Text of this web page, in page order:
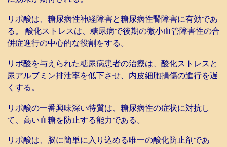
リポ酸は、糖尿病性神経障害と糖尿病性腎障害に有効であ
る。 酸化ストレスは、糖尿病で後期の微小血管障害性の合
併症進行の中心的な役割をする。
リポ酸を与えられた糖尿病患者の治療は、酸化ストレスと
尿アルブミン排泄率を低下させ、内皮細胞損傷の進行を遅
くする。
リポ酸の一番興味深い特質は、糖尿病性の症状に対抗し
て、高い血糖を防止する能力である。
リポ酸は、脳に簡単に入り込める唯一の酸化防止剤であ